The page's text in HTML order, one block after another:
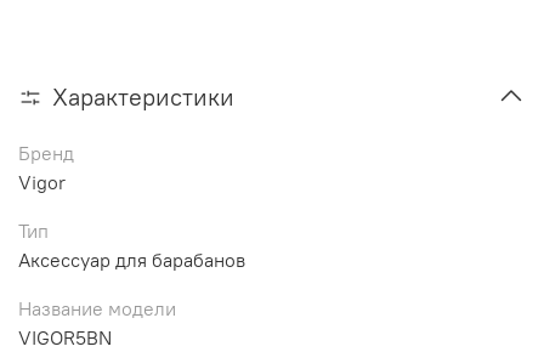
Характеристики
Бренд
Vigor
Тип
Аксессуар для барабанов
Название модели
VIGOR5BN